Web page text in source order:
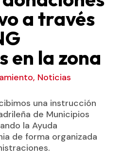
a través
en la zona
, Noticias
una instrucción
de Municipios
la Ayuda
de forma organizada